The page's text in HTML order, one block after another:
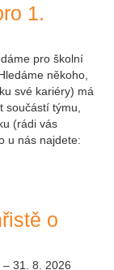
1.
pro školní
někoho,
své kariéry) má
týmu,
(rádi vás
u nás najdete:
o
31. 8. 2026